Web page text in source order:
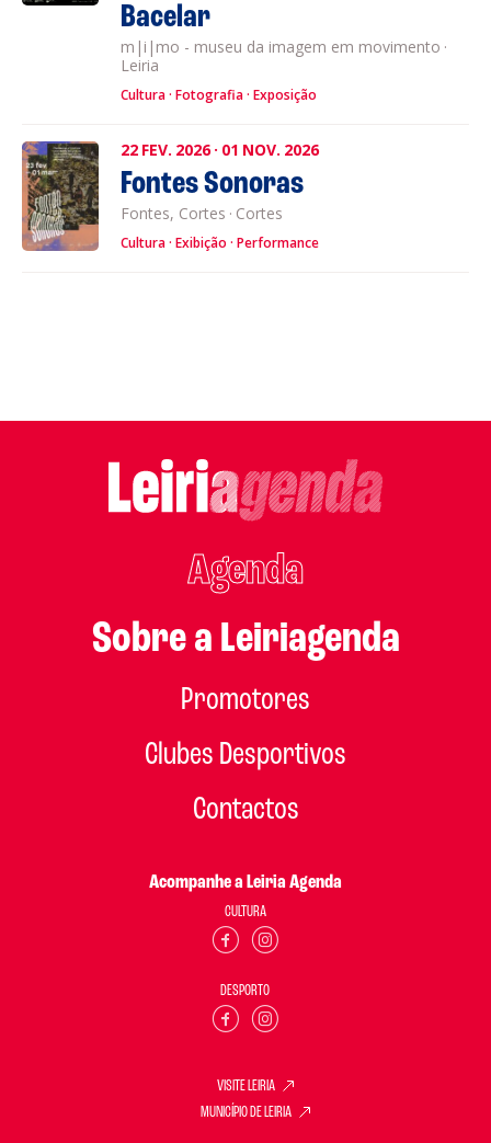
Bacelar
m|i|mo - museu da imagem em movimento ·
Leiria
Cultura Fotografia Exposição
22 FEV. 2026 · 01 NOV. 2026
Fontes Sonoras
Fontes, Cortes · Cortes
Cultura Exibição Performance
Agenda
Sobre a Leiriagenda
Promotores
Clubes Desportivos
Contactos
Acompanhe a Leiria Agenda
CULTURA
DESPORTO
VISITE LEIRIA
MUNICÍPIO DE LEIRIA